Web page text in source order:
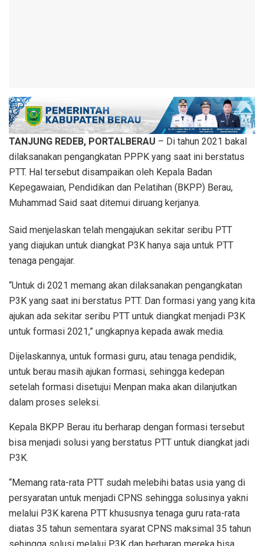
TANJUNG REDEB, PORTALBERAU – Di tahun 2021 bakal
dilaksanakan pengangkatan PPPK yang saat ini berstatus
PTT. Hal tersebut disampaikan oleh Kepala Badan
Kepegawaian, Pendidikan dan Pelatihan (BKPP) Berau,
Muhammad Said saat ditemui diruang kerjanya.
Said menjelaskan telah mengajukan sekitar seribu PTT
yang diajukan untuk diangkat P3K hanya saja untuk PTT
tenaga pengajar.
“Untuk di 2021 memang akan dilaksanakan pengangkatan
P3K yang saat ini berstatus PTT. Dan formasi yang yang kita
ajukan ada sekitar seribu PTT untuk diangkat menjadi P3K
untuk formasi 2021,” ungkapnya kepada awak media.
Dijelaskannya, untuk formasi guru, atau tenaga pendidik,
untuk berau masih ajukan formasi, sehingga kedepan
setelah formasi disetujui Menpan maka akan dilanjutkan
dalam proses seleksi.
Kepala BKPP Berau itu berharap dengan formasi tersebut
bisa menjadi solusi yang berstatus PTT untuk diangkat jadi
P3K.
“Memang rata-rata PTT sudah melebihi batas usia yang di
persyaratan untuk menjadi CPNS sehingga solusinya yakni
melalui P3K karena PTT khususnya tenaga guru rata-rata
diatas 35 tahun sementara syarat CPNS maksimal 35 tahun